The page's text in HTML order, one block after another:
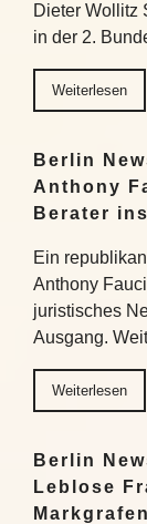
Dieter Wollitz
in der 2.
Weiterlesen
Berlin
Anthony
Berater
Ein
Anthony
juristisches
Ausgang.
Weiterlesen
Berlin
Leblose